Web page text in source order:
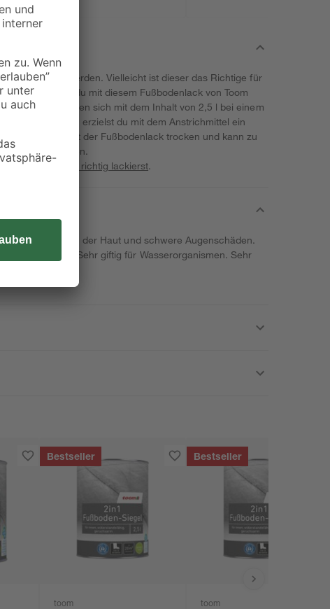
verwendet werden. Vielleicht ist dieser das Richtige für
kannst du mit diesem Fußbodenlack von Toom
zu 20 m² lassen sich mit dem Inhalt von 2,5 l bei einem
Bei 3 Anstrichen erzielst du mit dem Anstrichmittel ein
dem Anstrich ist der Fußbodenlack trocken und kann zu
werden.
Bauprojekte richtig lackierst.
Verätzungen der Haut und schwere Augenschäden.
bei Einatmen. Sehr giftig für Wasserorganismen. Sehr
Bestseller
toom
Bestseller
toom